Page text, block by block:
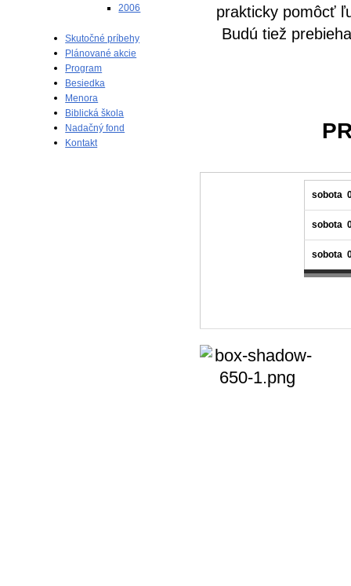
2006
Skutočné príbehy
Plánované akcie
Program
Besiedka
Menora
Biblická škola
Nadačný fond
Kontakt
prakticky pomôcť
Budú tiež
sobota
sobota
sobota